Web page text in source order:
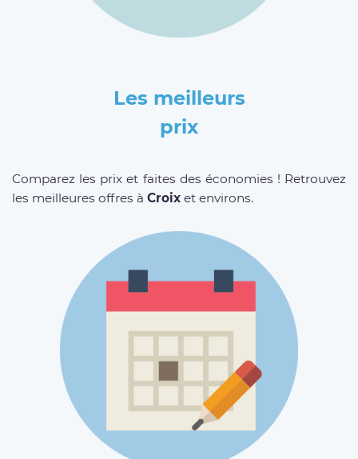
Les meilleurs
prix
Comparez les prix et faites des économies ! Retrouvez
les meilleures offres à Croix et environs.